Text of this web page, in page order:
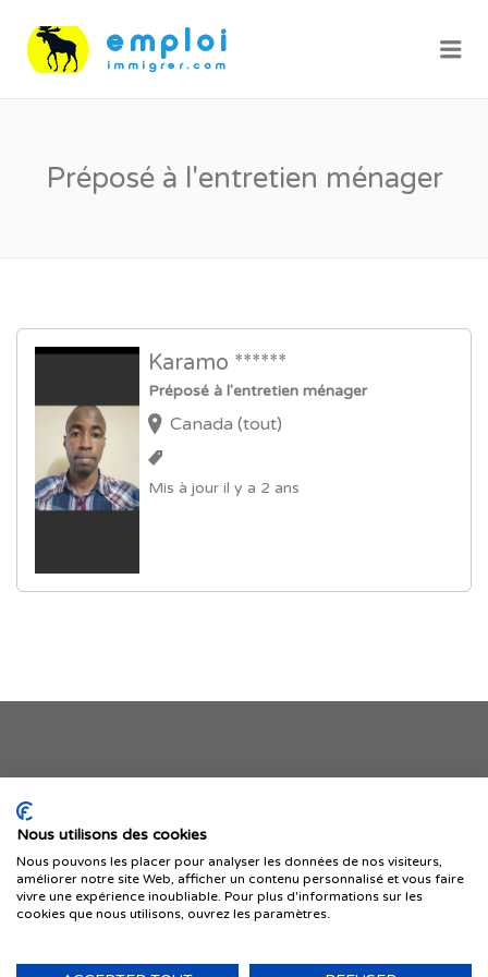
Préposé à l'entretien ménager
Karamo ******
Préposé à l'entretien ménager
Canada (tout)
Mis à jour il y a 2 ans
Je publie mon offre
Nous utilisons des cookies
Nous pouvons les placer pour analyser les données de nos visiteurs,
améliorer notre site Web, afficher un contenu personnalisé et vous faire
vivre une expérience inoubliable. Pour plus d'informations sur les
cookies que nous utilisons, ouvrez les paramètres.